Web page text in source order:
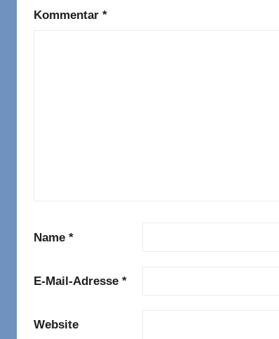
Kommentar *
Name *
E-Mail-Adresse *
Website